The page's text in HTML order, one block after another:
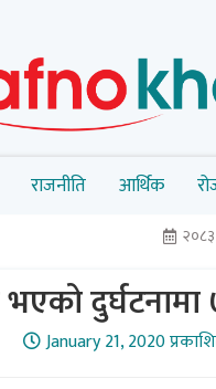
राजनीति आर्थिक
भएको
January 21, 2020